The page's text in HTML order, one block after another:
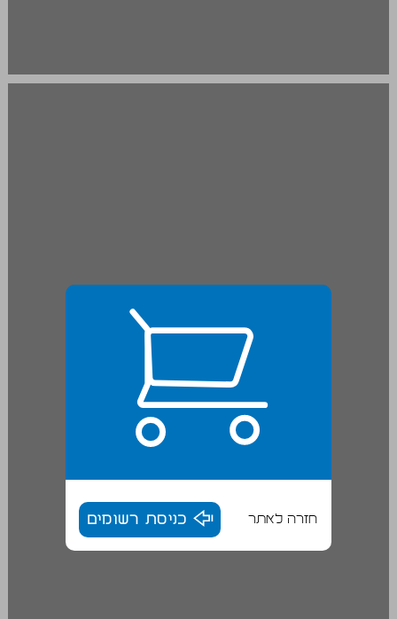
פרק 1 הדרוזים במזרח התיכון - רקע היסטורי ... 19
חזרה לאתר כניסת רשומים